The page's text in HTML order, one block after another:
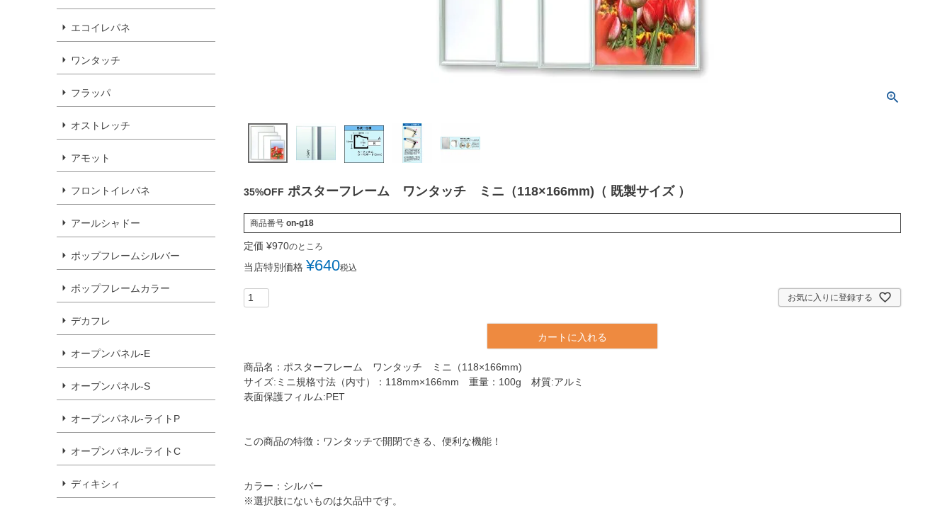
エコイレパネ
ワンタッチ
フラッパ
オストレッチ
アモット
フロントイレパネ
アールシャドー
ポップフレームシルバー
ポップフレームカラー
デカフレ
オープンパネル-E
オープンパネル-S
オープンパネル-ライトP
オープンパネル-ライトC
ディキシィ
35%OFF ポスターフレーム ワンタッチ ミニ（118×166mm)（ 既製サイズ ）
商品番号 on-g18
定価 ¥970のところ
当店特別価格 ¥640税込
お気に入りに登録する
カートに入れる
商品名：ポスターフレーム ワンタッチ ミニ（118×166mm)
サイズ:ミニ規格寸法（内寸）：118mm×166mm 重量：100g 材質:アルミ
表面保護フィルム:PET
この商品の特徴：ワンタッチで開閉できる、便利な機能！
カラー：シルバー
※選択肢にないものは欠品中です。